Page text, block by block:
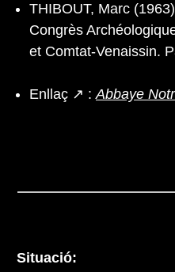
THIBOUT, Marc
Congrès
et Comtat-Venaissin.
Enllaç ↗ :Abbaye
Situació: